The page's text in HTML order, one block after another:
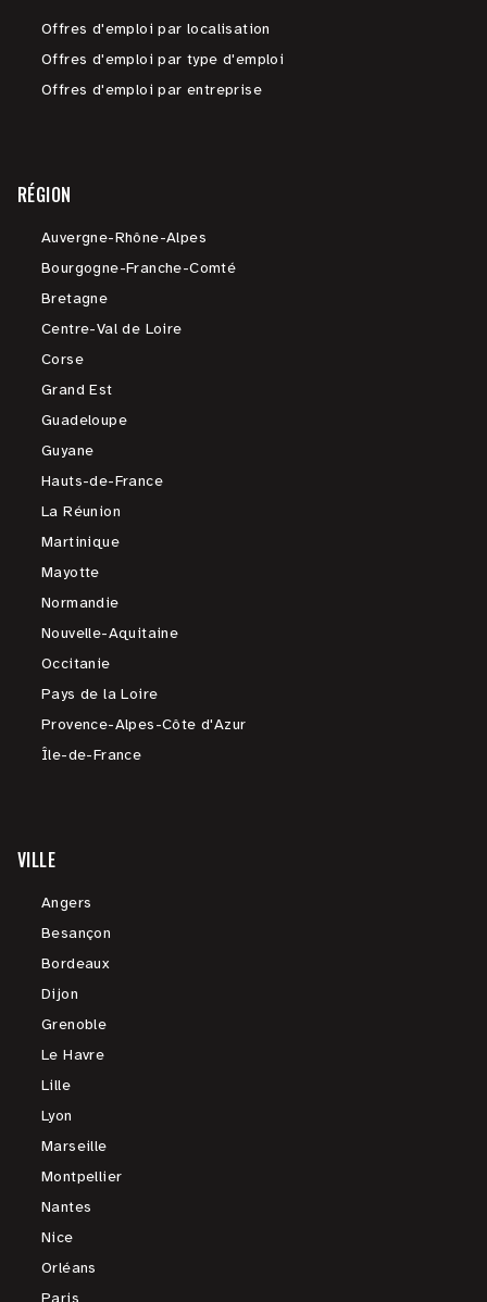
Offres d'emploi par localisation
Offres d'emploi par type d'emploi
Offres d'emploi par entreprise
RÉGION
Auvergne-Rhône-Alpes
Bourgogne-Franche-Comté
Bretagne
Centre-Val de Loire
Corse
Grand Est
Guadeloupe
Guyane
Hauts-de-France
La Réunion
Martinique
Mayotte
Normandie
Nouvelle-Aquitaine
Occitanie
Pays de la Loire
Provence-Alpes-Côte d'Azur
Île-de-France
VILLE
Angers
Besançon
Bordeaux
Dijon
Grenoble
Le Havre
Lille
Lyon
Marseille
Montpellier
Nantes
Nice
Orléans
Paris